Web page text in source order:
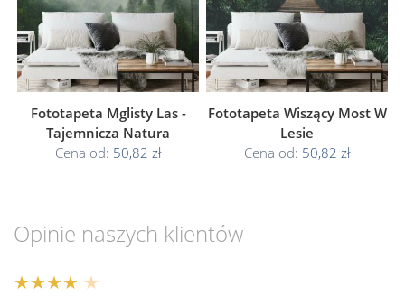
Fototapeta Mglisty Las -
Tajemnicza Natura
Cena od: 50,82 zł
Fototapeta Wiszący Most W
Lesie
Cena od: 50,82 zł
Opinie naszych klientów
★★★★ ★